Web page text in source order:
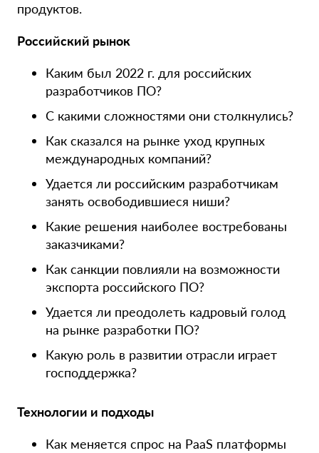
продуктов.
Российский рынок
Каким был 2022 г. для российских
разработчиков ПО?
С какими сложностями они столкнулись?
Как сказался на рынке уход крупных
международных компаний?
Удается ли российским разработчикам
занять освободившиеся ниши?
Какие решения наиболее востребованы
заказчиками?
Как санкции повлияли на возможности
экспорта российского ПО?
Удается ли преодолеть кадровый голод
на рынке разработки ПО?
Какую роль в развитии отрасли играет
господдержка?
Технологии и подходы
Как меняется спрос на PaaS платформы